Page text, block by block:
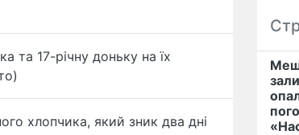
та 17-річну доньку на їх
хлопчика, який зник два дні